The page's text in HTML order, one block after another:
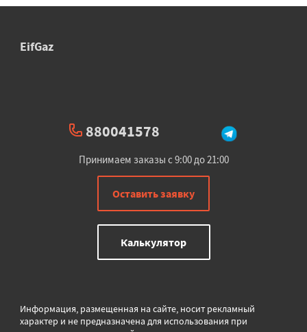
EifGaz
880041578
Принимаем заказы с 9:00 до 21:00
Оставить заявку
Калькулятор
Информация, размещенная на сайте, носит рекламный
характер и не предназначена для использования при